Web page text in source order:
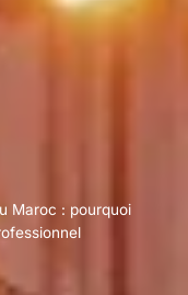
Maroc : pourquoi